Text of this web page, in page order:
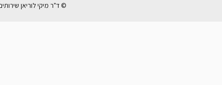
© ד"ר מיקי לוריאן